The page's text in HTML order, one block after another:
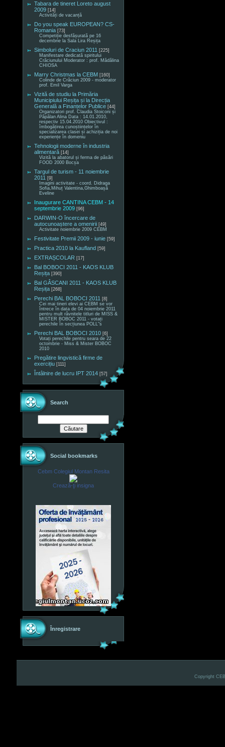
Tabara de tineret Loreto august
2009 [14]
Activități de vacanță
Do you speak EUROPEAN? CS-
Romania [73]
Competiție desfășurată pe 16
decembrie la Sala Lira Reșița
Simboluri de Craciun 2011 [225]
Manifestare dedicată spiritului
Crăciunului Moderator : prof. Mădălina
CHIOSA
Marry Christmas la CEBM [160]
Colinde de Crăciun 2009 - moderator
prof. Emil Varga
Vizită de studiu la Primăria
Municipiului Reșița și la Direcția
Generală a Finanțelor Publice [44]
Organizatori prof. Claudia Stoiconi și
Păpălan Alina Data : 14.01.2010,
respectiv 15.04.2010 Obiectivul :
îmbogățirea cunoștiințelor în
specializarea clasei și achiziția de noi
experiențe în domeniu
Tehnologii moderne în industria
alimentară [14]
Vizită la abatorul și ferma de păsări
FOOD 2000 Bocșa
Targul de turism - 11 noiembrie
2011 [9]
Imagini activitate - coord. Didraga
Sofia,Mihuț Valentina,Ghimboașă
Eveline
Inaugurare CANTINA CEBM - 14
septembrie 2009 [96]
DARWIN-O încercare de
autocunoaștere a omenirii [49]
Activitate noiembrie 2009 CEBM
Festivitate Premii 2009 - iunie [59]
Practica 2010 la Kaufland [59]
EXTRAȘCOLAR [17]
Bal BOBOCI 2011 - KAOS KLUB
Reșița [390]
Bal GÂSCANI 2011 - KAOS KLUB
Reșița [268]
Perechi BAL BOBOCI 2011 [8]
Cei mai tineri elevi ai CEBM se vor
întrece în data de 04 noiembrie 2011
pentru mult râvnitele titluri de MISS &
MISTER BOBOC 2011 - votați
perechile în secțiunea POLL"s
Perechi BAL BOBOCI 2010 [6]
Votați perechile pentru seara de 22
octombrie - Miss & Mister BOBOC
2010
Pregătire lingvistică firme de
exercițiu [111]
Întâlnire de lucru IPT 2014 [57]
Search
Social bookmarks
Cebm Colegiul Montan Resita
Crează-ţi insigna
Înregistrare
Copyright